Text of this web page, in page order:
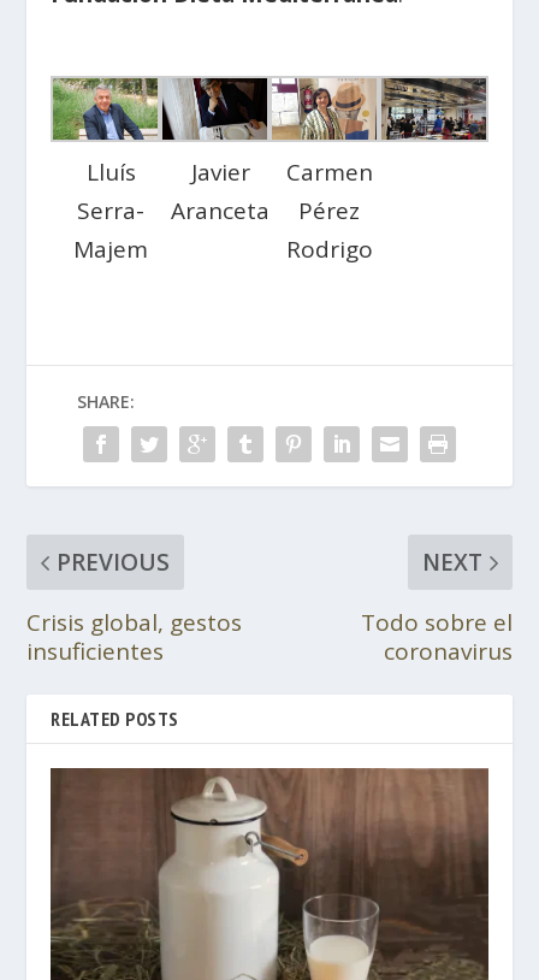
Lluís
Serra-
Majem
Javier
Aranceta
Carmen
Pérez
Rodrigo
SHARE:
PREVIOUS
Crisis global, gestos
insuficientes
NEXT
Todo sobre el
coronavirus
RELATED POSTS